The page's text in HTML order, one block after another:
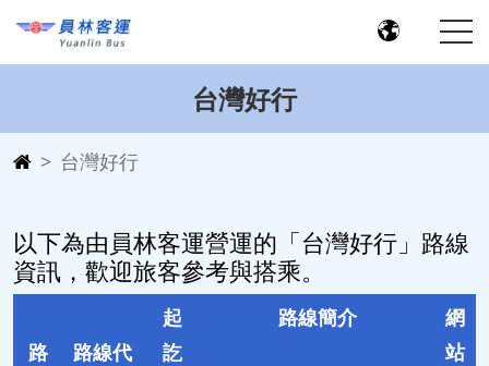
台灣好行
台灣好行
以下為由員林客運營運的「台灣好行」路線
資訊，歡迎旅客參考與搭乘。
路
路線代
起
訖
路線簡介
網
站